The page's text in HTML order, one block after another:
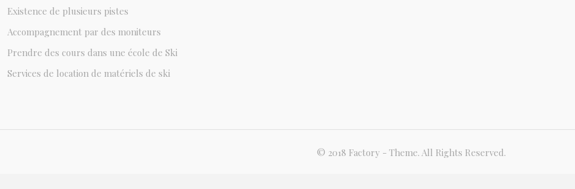
Existence de plusieurs pistes
Accompagnement par des moniteurs
Prendre des cours dans une école de Ski
Services de location de matériels de ski
© 2018 Factory - Theme. All Rights Reserved.